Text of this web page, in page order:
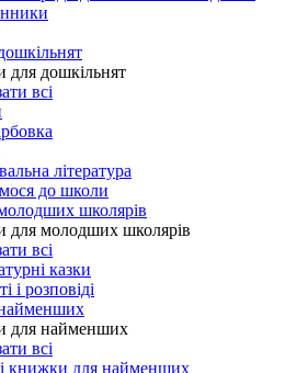
для дошкільнят
всі
література
до школи
школярів
для молодших школярів
всі
казки
і розповіді
для найменших
всі
книжки для найменших